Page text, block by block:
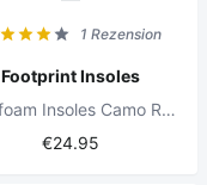
1 Rezension
Footprint Insoles
Kingfoam Insoles Camo Red
€24.95